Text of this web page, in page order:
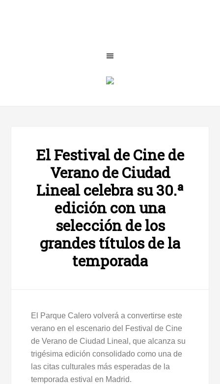
El Festival de Cine de
Verano de Ciudad
Lineal celebra su 30.ª
edición con una
selección de los
grandes títulos de la
temporada
El Parque Calero volverá a convertirse este
verano en el escenario del Festival de Cine
de Verano de Ciudad Lineal, que alcanza su
trigésima edición consolidado como una de
las citas culturales más esperadas de la
temporada estival en Madrid.